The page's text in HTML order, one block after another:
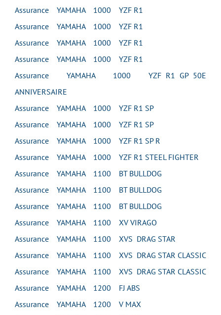
Assurance YAMAHA 1000 YZF R1
Assurance YAMAHA 1000 YZF R1
Assurance YAMAHA 1000 YZF R1
Assurance YAMAHA 1000 YZF R1
Assurance YAMAHA 1000 YZF R1 GP 50E
ANNIVERSAIRE
Assurance YAMAHA 1000 YZF R1 SP
Assurance YAMAHA 1000 YZF R1 SP
Assurance YAMAHA 1000 YZF R1 SP R
Assurance YAMAHA 1000 YZF R1 STEEL FIGHTER
Assurance YAMAHA 1100 BT BULLDOG
Assurance YAMAHA 1100 BT BULLDOG
Assurance YAMAHA 1100 BT BULLDOG
Assurance YAMAHA 1100 XV VIRAGO
Assurance YAMAHA 1100 XVS DRAG STAR
Assurance YAMAHA 1100 XVS DRAG STAR CLASSIC
Assurance YAMAHA 1100 XVS DRAG STAR CLASSIC
Assurance YAMAHA 1200 FJ ABS
Assurance YAMAHA 1200 V MAX